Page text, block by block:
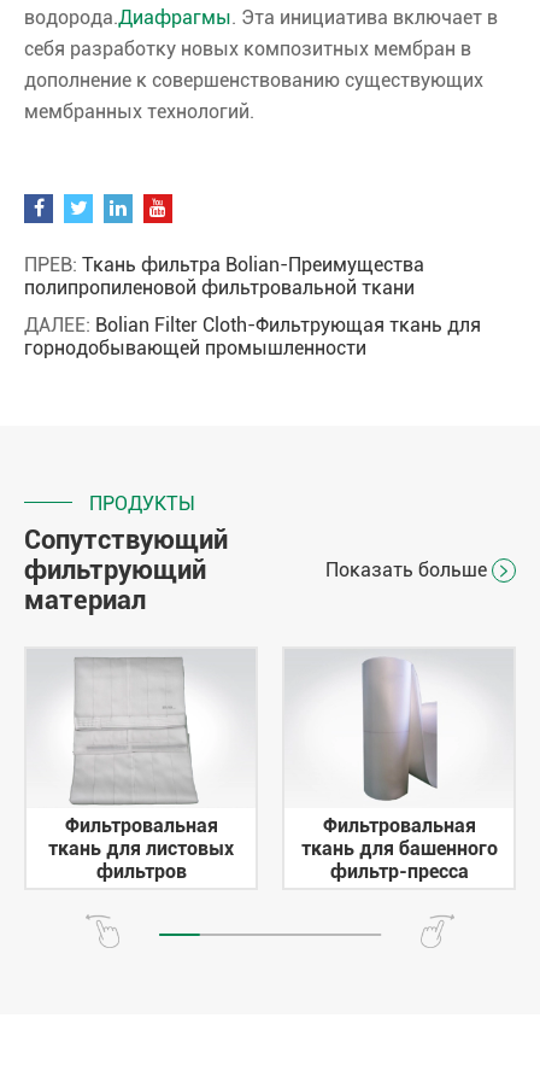
водорода.Диафрагмы. Эта инициатива включает в
себя разработку новых композитных мембран в
дополнение к совершенствованию существующих
мембранных технологий.
ПРЕВ: Ткань фильтра Bolian-Преимущества
полипропиленовой фильтровальной ткани
ДАЛЕЕ: Bolian Filter Cloth-Фильтрующая ткань для
горнодобывающей промышленности
ПРОДУКТЫ
Сопутствующий
фильтрующий
материал
Показать больше 
Фильтровальная
ткань для листовых
фильтров
Фильтровальная
ткань для башенного
фильтр-пресса